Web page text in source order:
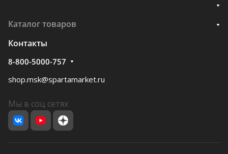
Каталог товаров
Контакты
8-800-5000-757
shop.msk@spartamarket.ru
Мы в соц сетях